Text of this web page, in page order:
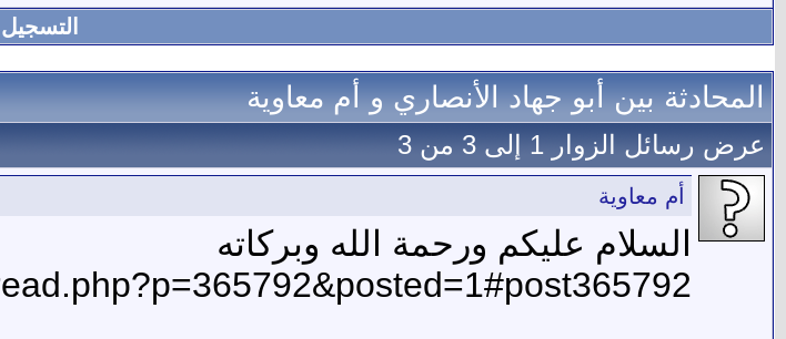
التسجيل
المحادثة بين أبو جهاد الأنصاري و أم معاوية
عرض رسائل الزوار 1 إلى 3من3
أم معاوية
السلام عليكم ورحمة الله وبركاته